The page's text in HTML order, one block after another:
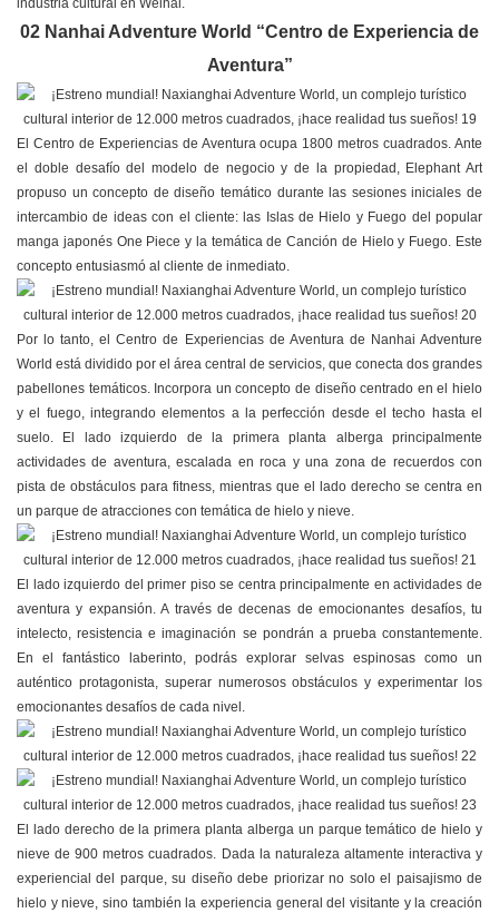
industria cultural en Weihai.
02 Nanhai Adventure World “Centro de Experiencia de
Aventura”
El Centro de Experiencias de Aventura ocupa 1800 metros cuadrados. Ante
el doble desafío del modelo de negocio y de la propiedad, Elephant Art
propuso un concepto de diseño temático durante las sesiones iniciales de
intercambio de ideas con el cliente: las Islas de Hielo y Fuego del popular
manga japonés One Piece y la temática de Canción de Hielo y Fuego. Este
concepto entusiasmó al cliente de inmediato.
Por lo tanto, el Centro de Experiencias de Aventura de Nanhai Adventure
World está dividido por el área central de servicios, que conecta dos grandes
pabellones temáticos. Incorpora un concepto de diseño centrado en el hielo
y el fuego, integrando elementos a la perfección desde el techo hasta el
suelo. El lado izquierdo de la primera planta alberga principalmente
actividades de aventura, escalada en roca y una zona de recuerdos con
pista de obstáculos para fitness, mientras que el lado derecho se centra en
un parque de atracciones con temática de hielo y nieve.
El lado izquierdo del primer piso se centra principalmente en actividades de
aventura y expansión. A través de decenas de emocionantes desafíos, tu
intelecto, resistencia e imaginación se pondrán a prueba constantemente.
En el fantástico laberinto, podrás explorar selvas espinosas como un
auténtico protagonista, superar numerosos obstáculos y experimentar los
emocionantes desafíos de cada nivel.
El lado derecho de la primera planta alberga un parque temático de hielo y
nieve de 900 metros cuadrados. Dada la naturaleza altamente interactiva y
experiencial del parque, su diseño debe priorizar no solo el paisajismo de
hielo y nieve, sino también la experiencia general del visitante y la creación